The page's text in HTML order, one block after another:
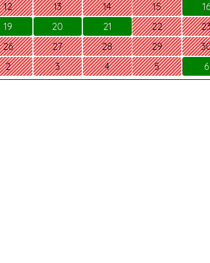
12 13 14 15
16
19 20 21 22
26 27 28 29
2 3 4 5 6